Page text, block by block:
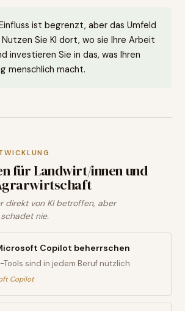
ist begrenzt, aber das Umfeld
Sie KI dort, wo sie Ihre Arbeit
investieren Sie in das, was Ihren
menschlich macht.
für Landwirt/innen und
direkt von KI betroffen, aber
nie.
Copilot beherrschen
sind in jedem Beruf nützlich
Copilot